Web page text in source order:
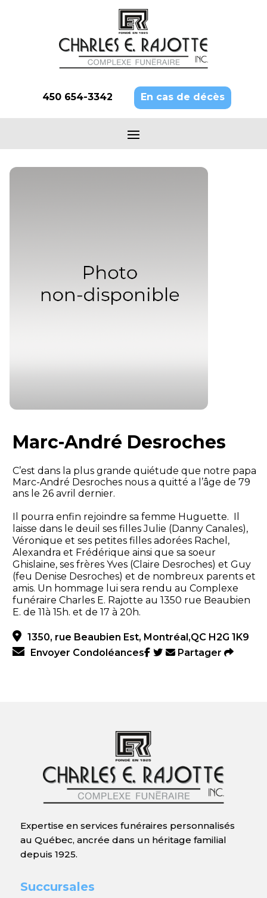
450 654-3342 En cas de décès
Marc-André Desroches
C’est dans la plus grande quiétude que notre papa
Marc-André Desroches nous a quitté a l’âge de 79
ans le 26 avril dernier.
Il pourra enfin rejoindre sa femme Huguette. Il
laisse dans le deuil ses filles Julie (Danny Canales),
Véronique et ses petites filles adorées Rachel,
Alexandra et Frédérique ainsi que sa soeur
Ghislaine, ses frères Yves (Claire Desroches) et Guy
(feu Denise Desroches) et de nombreux parents et
amis. Un hommage lui sera rendu au Complexe
funéraire Charles E. Rajotte au 1350 rue Beaubien
E. de 11à 15h. et de 17 à 20h.
1350, rue Beaubien Est, Montréal,QC H2G 1K9
Envoyer Condoléances
Partager
Expertise en services funéraires personnalisés
au Québec, ancrée dans un héritage familial
depuis 1925.
Succursales